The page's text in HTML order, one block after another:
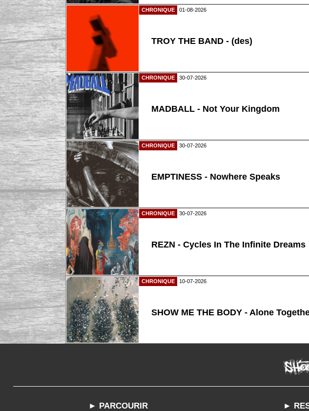
CHRONIQUE 01-08-2026
TROY THE BAND - (des)
CHRONIQUE 30-07-2026
MADBALL - Not Your Kingdom
CHRONIQUE 30-07-2026
EMPTINESS - Nowhere Speaks
CHRONIQUE 30-07-2026
REZN - Cycles In The Infinite Dreams
CHRONIQUE 10-07-2026
SHOW ME THE BODY - Alone
► PARCOURIR ►